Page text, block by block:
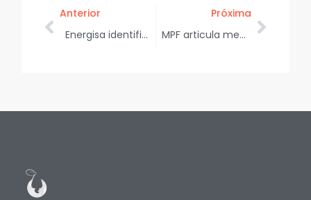
Anterior
Energisa identifica furto de energia em estabelecimentos comerciais em Nossa Senhora do Socorro
Próxima
MPF articula medidas para reduzir impactos de iluminação artificial em áreas de desova de tartarugas marinhas